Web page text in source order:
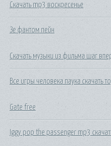
Скачать mp3 воскресенье
Зе фантом пейн
Скачать музыки из фильма шаг
Все игры человека паука скачать
Gate free
Iggy pop the passenger mp3